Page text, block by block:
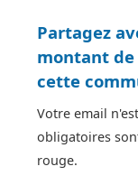
Partagez
montant de
cette
Votre email
obligatoires
rouge.